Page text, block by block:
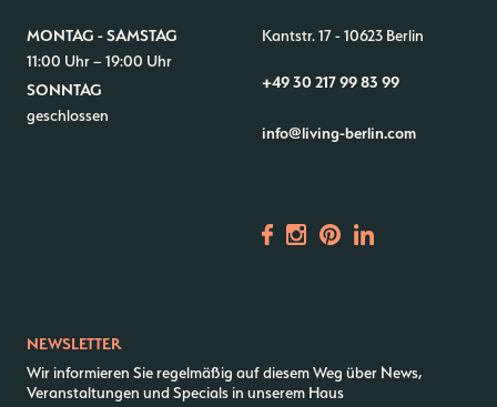
Kontakt
Storeplan
Kantstr. 17 10623Berlin
MONTAG - SAMSTAG
11:00 Uhr – 19:00 Uhr
SONNTAG
geschlossen
Kantstr. 17- 10623 Berlin
+49 30 217 99 83 99
info@living-berlin.com
NEWSLETTER
Wir informieren Sie regelmäßig auf diesem Weg über News,
Veranstaltungen und Specials in unserem Haus